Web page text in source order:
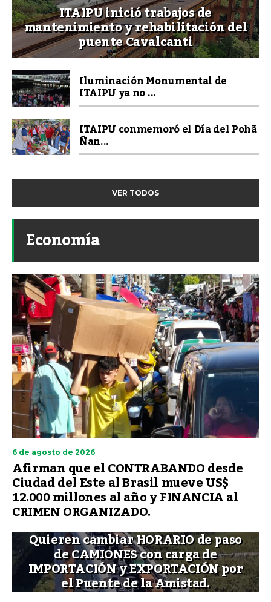
ITAIPU inició trabajos de
mantenimiento y rehabilitación del
puente Cavalcanti
Iluminación Monumental de
ITAIPU ya no ...
ITAIPU conmemoró el Día del Pohã
Ñan...
VER TODOS
Economía
6 de agosto de 2026
Afirman que el CONTRABANDO desde
Ciudad del Este al Brasil mueve US$
12.000 millones al año y FINANCIA al
CRIMEN ORGANIZADO.
Quieren cambiar HORARIO de paso
de CAMIONES con carga de
IMPORTACIÓN y EXPORTACIÓN por
el Puente de la Amistad.